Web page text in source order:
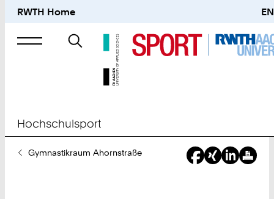
RWTH Home EN
Suche
nach
Hochschulsport
SieGymnastikraum Ahornstraße